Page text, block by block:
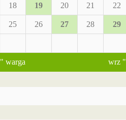
18 19 20 21 22
25 26 27 28 29
" warga wrz "